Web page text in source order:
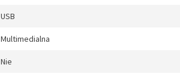
USB
Multimedialna
Nie